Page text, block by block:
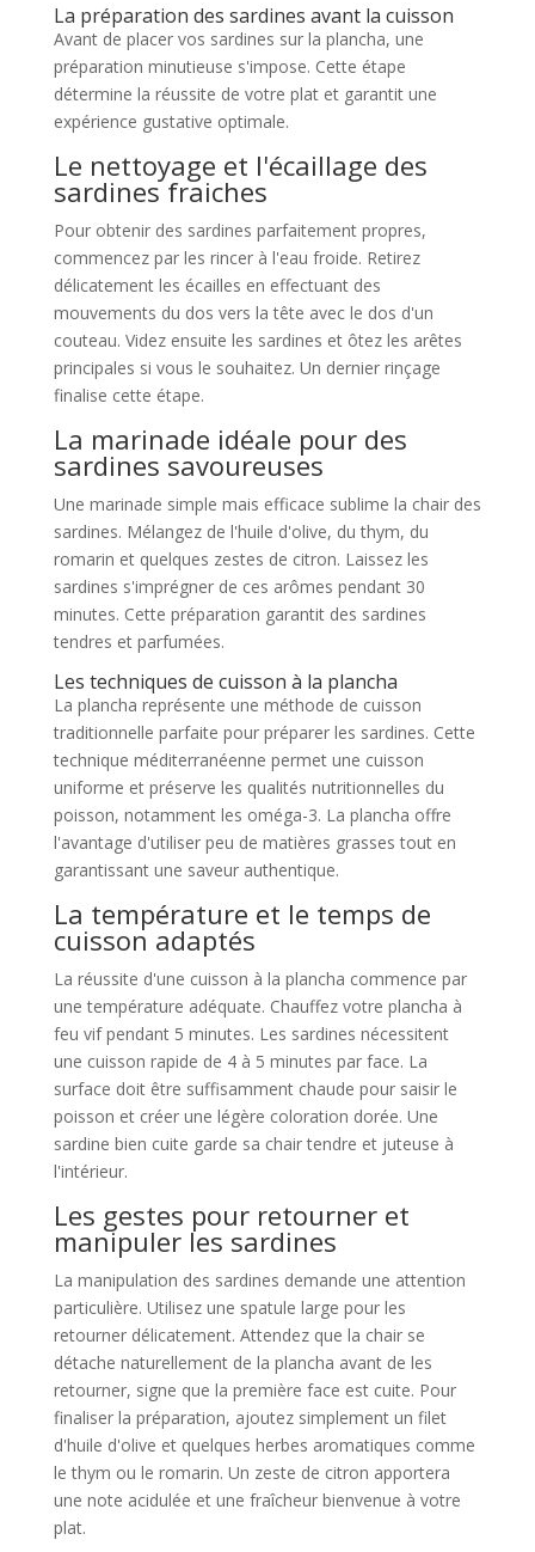
La préparation des sardines avant la cuisson
Avant de placer vos sardines sur la plancha, une
préparation minutieuse s'impose. Cette étape
détermine la réussite de votre plat et garantit une
expérience gustative optimale.
Le nettoyage et l'écaillage des
sardines fraiches
Pour obtenir des sardines parfaitement propres,
commencez par les rincer à l'eau froide. Retirez
délicatement les écailles en effectuant des
mouvements du dos vers la tête avec le dos d'un
couteau. Videz ensuite les sardines et ôtez les arêtes
principales si vous le souhaitez. Un dernier rinçage
finalise cette étape.
La marinade idéale pour des
sardines savoureuses
Une marinade simple mais efficace sublime la chair des
sardines. Mélangez de l'huile d'olive, du thym, du
romarin et quelques zestes de citron. Laissez les
sardines s'imprégner de ces arômes pendant 30
minutes. Cette préparation garantit des sardines
tendres et parfumées.
Les techniques de cuisson à la plancha
La plancha représente une méthode de cuisson
traditionnelle parfaite pour préparer les sardines. Cette
technique méditerranéenne permet une cuisson
uniforme et préserve les qualités nutritionnelles du
poisson, notamment les oméga-3. La plancha offre
l'avantage d'utiliser peu de matières grasses tout en
garantissant une saveur authentique.
La température et le temps de
cuisson adaptés
La réussite d'une cuisson à la plancha commence par
une température adéquate. Chauffez votre plancha à
feu vif pendant 5 minutes. Les sardines nécessitent
une cuisson rapide de 4 à 5 minutes par face. La
surface doit être suffisamment chaude pour saisir le
poisson et créer une légère coloration dorée. Une
sardine bien cuite garde sa chair tendre et juteuse à
l'intérieur.
Les gestes pour retourner et
manipuler les sardines
La manipulation des sardines demande une attention
particulière. Utilisez une spatule large pour les
retourner délicatement. Attendez que la chair se
détache naturellement de la plancha avant de les
retourner, signe que la première face est cuite. Pour
finaliser la préparation, ajoutez simplement un filet
d'huile d'olive et quelques herbes aromatiques comme
le thym ou le romarin. Un zeste de citron apportera
une note acidulée et une fraîcheur bienvenue à votre
plat.